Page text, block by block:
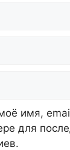
имя,
для